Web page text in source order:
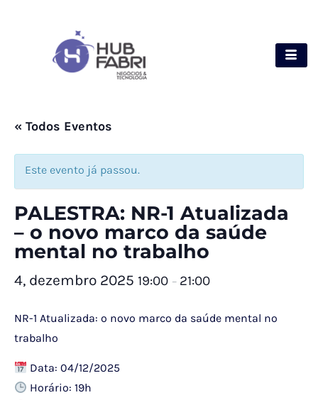
« Todos Eventos
Este evento já passou.
PALESTRA: NR-1 Atualizada
– o novo marco da saúde
mental no trabalho
4, dezembro 2025 19:00 – 21:00
NR-1 Atualizada: o novo marco da saúde mental no
trabalho
Data: 04/12/2025
Horário: 19h